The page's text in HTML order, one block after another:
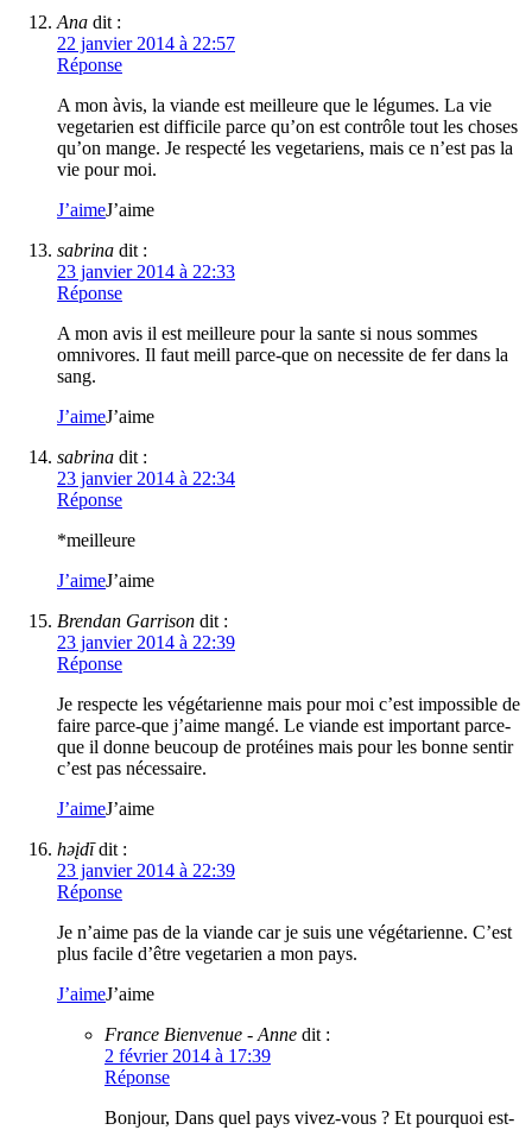
Ana dit :
22 janvier 2014 à 22:57
Réponse
A mon àvis, la viande est meilleure que le légumes. La vie
vegetarien est difficile parce qu’on est contrôle tout les choses
qu’on mange. Je respecté les vegetariens, mais ce n’est pas la
vie pour moi.
J’aimeJ’aime
sabrina dit :
23 janvier 2014 à 22:33
Réponse
A mon avis il est meilleure pour la sante si nous sommes
omnivores. Il faut meill parce-que on necessite de fer dans la
sang.
J’aimeJ’aime
sabrina dit :
23 janvier 2014 à 22:34
Réponse
*meilleure
J’aimeJ’aime
Brendan Garrison dit :
23 janvier 2014 à 22:39
Réponse
Je respecte les végétarienne mais pour moi c’est impossible de
faire parce-que j’aime mangé. Le viande est important parce-
que il donne beucoup de protéines mais pour les bonne sentir
c’est pas nécessaire.
J’aimeJ’aime
həįdī dit :
23 janvier 2014 à 22:39
Réponse
Je n’aime pas de la viande car je suis une végétarienne. C’est
plus facile d’être vegetarien a mon pays.
J’aimeJ’aime
France Bienvenue - Anne dit :
2 février 2014 à 17:39
Réponse
Bonjour, Dans quel pays vivez-vous ? Et pourquoi est-